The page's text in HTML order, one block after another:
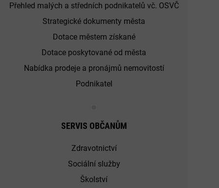
Přehled malých a středních podnikatelů vč. OSVČ
Strategické dokumenty města
Dotace městem získané
Dotace poskytované od města
Nabídka prodeje a pronájmů nemovitostí
Podnikatel
SERVIS OBČANŮM
Zdravotnictví
Sociální služby
Školství